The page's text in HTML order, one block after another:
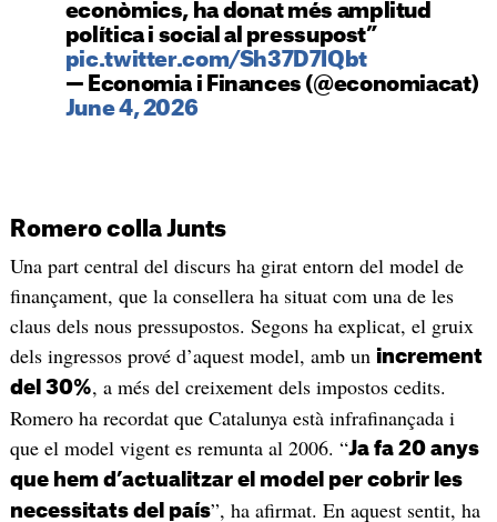
econòmics, ha donat més amplitud
política i social al pressupost”
pic.twitter.com/Sh37D7IQbt
— Economia i Finances (@economiacat)
June 4, 2026
Romero colla Junts
Una part central del discurs ha girat entorn del model de
finançament, que la consellera ha situat com una de les
claus dels nous pressupostos. Segons ha explicat, el gruix
dels ingressos prové d’aquest model, amb un increment
del 30%, a més del creixement dels impostos cedits.
Romero ha recordat que Catalunya està infrafinançada i
que el model vigent es remunta al 2006. “Ja fa 20 anys
que hem d’actualitzar el model per cobrir les
necessitats del país”, ha afirmat. En aquest sentit, ha